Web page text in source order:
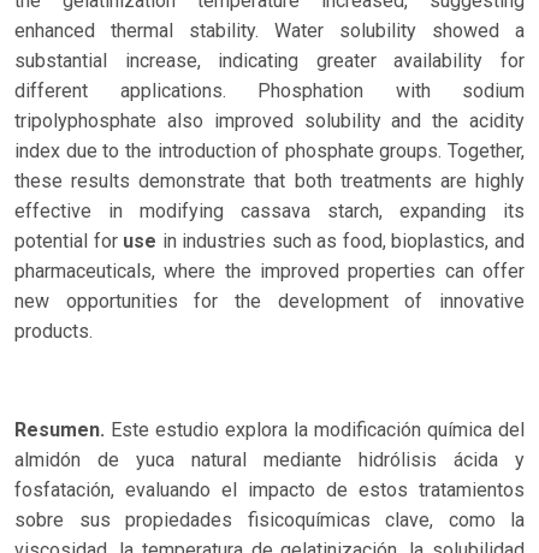
enhanced thermal stability. Water solubility showed a
substantial increase, indicating greater availability for
different applications. Phosphation with sodium
tripolyphosphate also improved solubility and the acidity
index due to the introduction of phosphate groups. Together,
these results demonstrate that both treatments are highly
effective in modifying cassava starch, expanding its
potential for use in industries such as food, bioplastics, and
pharmaceuticals, where the improved properties can offer
new opportunities for the development of innovative
products.
Resumen. Este estudio explora la modificación química del
almidón de yuca natural mediante hidrólisis ácida y
fosfatación, evaluando el impacto de estos tratamientos
sobre sus propiedades fisicoquímicas clave, como la